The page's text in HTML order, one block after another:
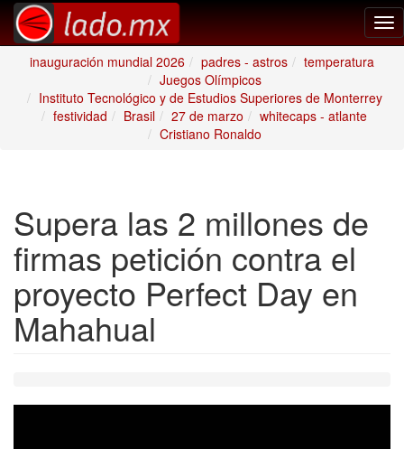
inauguración mundial 2026
padres - astros
temperatura
Juegos Olímpicos
Instituto Tecnológico y de Estudios Superiores de Monterrey
festividad
Brasil 27 de marzo
whitecaps - atlante
Cristiano Ronaldo
Supera las 2 millones de
firmas petición contra el
proyecto Perfect Day en
Mahahual